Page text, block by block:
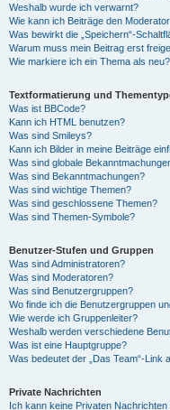
Weshalb wurde ich verwarnt?
Wie kann ich Beiträge den
Was bewirkt die „Speichern“-
Warum muss mein Beitrag erst
Wie markiere ich ein Thema als neu?
Textformatierung und
Was ist BBCode?
Kann ich HTML benutzen?
Was sind Smileys?
Kann ich Bilder in meine Beiträge
Was sind globale
Was sind Bekanntmachungen?
Was sind wichtige Themen?
Was sind geschlossene Themen?
Was sind Themen-Symbole?
Benutzer-Stufen und Gruppen
Was sind Administratoren?
Was sind Moderatoren?
Was sind Benutzergruppen?
Wo finde ich die Benutzergruppen
Wie werde ich Gruppenleiter?
Weshalb werden verschiedene
Was ist eine Hauptgruppe?
Was bedeutet der „Das Team“-Link
Private Nachrichten
Ich kann keine Privaten